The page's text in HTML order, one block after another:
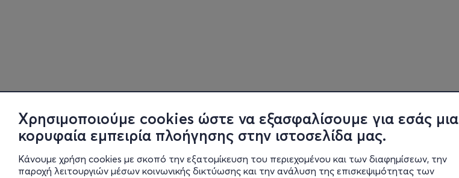
Χρησιμοποιούμε cookies ώστε να εξασφαλίσουμε για εσάς μια
κορυφαία εμπειρία πλοήγησης στην ιστοσελίδα μας.
Κάνουμε χρήση cookies με σκοπό την εξατομίκευση του περιεχομένου και των διαφημίσεων, την
παροχή λειτουργιών μέσων κοινωνικής δικτύωσης και την ανάλυση της επισκεψιμότητας των